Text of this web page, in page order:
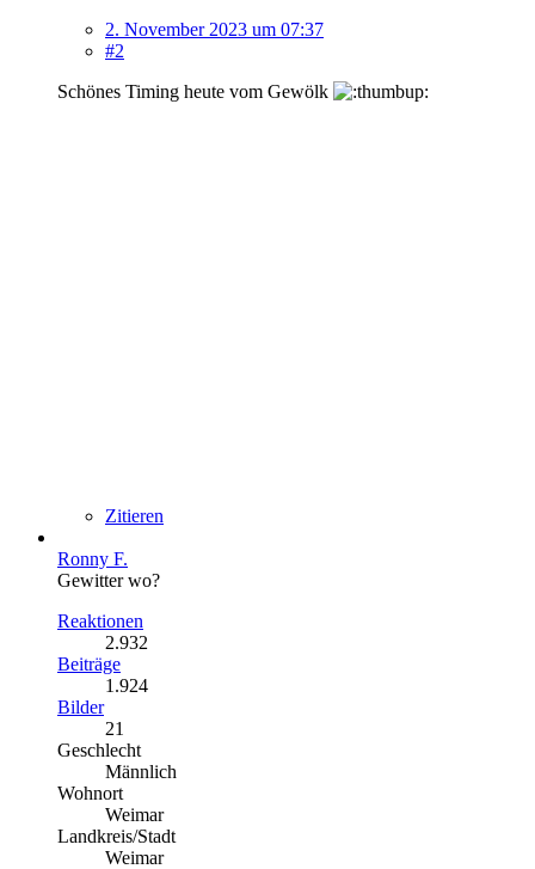
2. November 2023 um 07:37
#2
Schönes Timing heute vom Gewölk
Zitieren
Ronny F.
Gewitter wo?
Reaktionen
2.932
Beiträge
1.924
Bilder
21
Geschlecht
Männlich
Wohnort
Weimar
Landkreis/Stadt
Weimar